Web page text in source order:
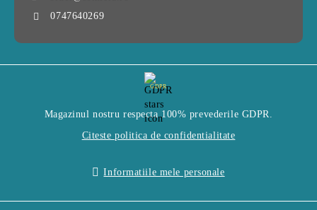
0747640269
GDPR
Magazinul nostru respecta 100% prevederile GDPR.
Citeste politica de confidentialitate
Informatiile mele personale